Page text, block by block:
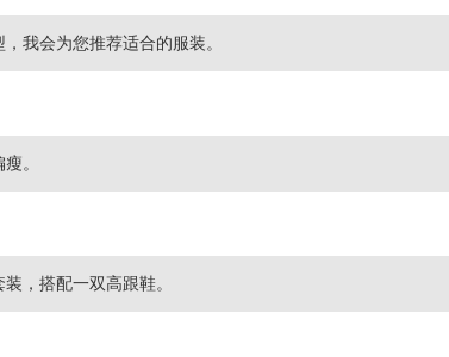
我会为您推荐适合的服装。
。
，搭配一双高跟鞋。